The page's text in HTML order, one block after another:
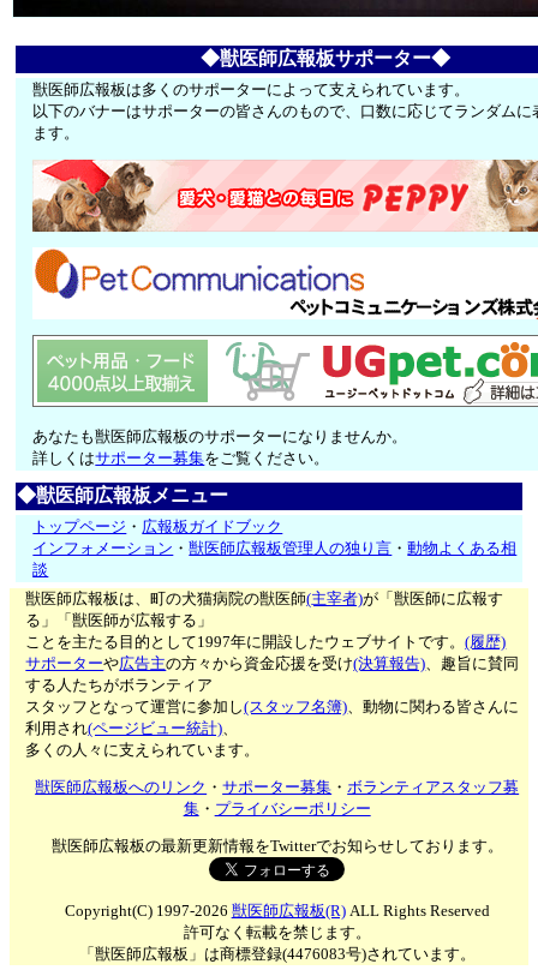
◆獣医師広報板サポーター◆
獣医師広報板は多くのサポーターによって支えられています。
以下のバナーはサポーターの皆さんのもので、口数に応じてランダムに
ます。
あなたも獣医師広報板のサポーターになりませんか。
詳しくはサポーター募集をご覧ください。
◆獣医師広報板メニュー
トップページ ・ 広報板ガイドブック
インフォメーション ・獣医師広報板管理人の独り言 ・動物よくある相
談
獣医師広報板は、町の犬猫病院の獣医師(主宰者)が「獣医師に広報す
る」「獣医師が広報する」
ことを主たる目的として1997年に開設したウェブサイトです。(履歴)
サポーターや広告主の方々から資金応援を受け(決算報告)、趣旨に賛同
する人たちがボランティア
スタッフとなって運営に参加し(スタッフ名簿)、動物に関わる皆さんに
利用され(ページビュー統計)、
多くの人々に支えられています。
獣医師広報板へのリンク ・サポーター募集 ・ボランティアスタッフ募
集・ プライバシーポリシー
獣医師広報板の最新更新情報をTwitterでお知らせしております。
Copyright(C) 1997-2026 獣医師広報板(R)ALL Rights Reserved
許可なく転載を禁じます。
「獣医師広報板」は商標登録(4476083号)されています。